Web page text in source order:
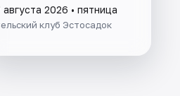
августа 2026 • пятница
клуб Эстосадок